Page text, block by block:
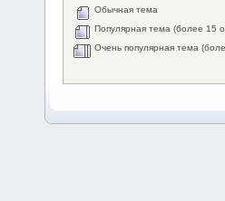
Обычная тема
Популярная тема (более 15
Очень популярная тема